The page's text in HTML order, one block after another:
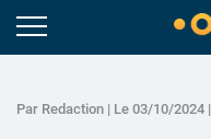
Par Redaction | Le 03/10/2024 |